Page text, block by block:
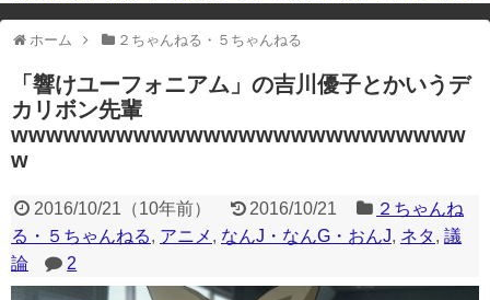
※アドブロック等の広告非表示プラグインやアドオンを利用している場合、
一部のコンテンツが表示されなくなったり、サイト全体のレイアウトが崩れ
たりする場合があります。
ホーム ２ちゃんねる・５ちゃんねる
「響けユーフォニアム」の吉川優子とかいうデ
カリボン先輩
wwwwwwwwwwwwwwwwwwwwwwwwww
w
2016/10/21 （10年前） 2016/10/21
２ちゃんね
る・５ちゃんねる, アニメ , なんJ・なんG・おんJ, ネタ, 議
論
2